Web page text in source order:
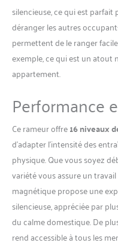
silencieuse, ce qui est
déranger les autres
permettent de le ranger
exemple, ce qui est un
appartement.
Performance
Ce rameur offre16 niveaux
d’adapter l’intensité des
physique. Que vous soyez
variété vous assure un
magnétique propose une
silencieuse, appréciée par
du calme domestique. De
rend accessible à tous les